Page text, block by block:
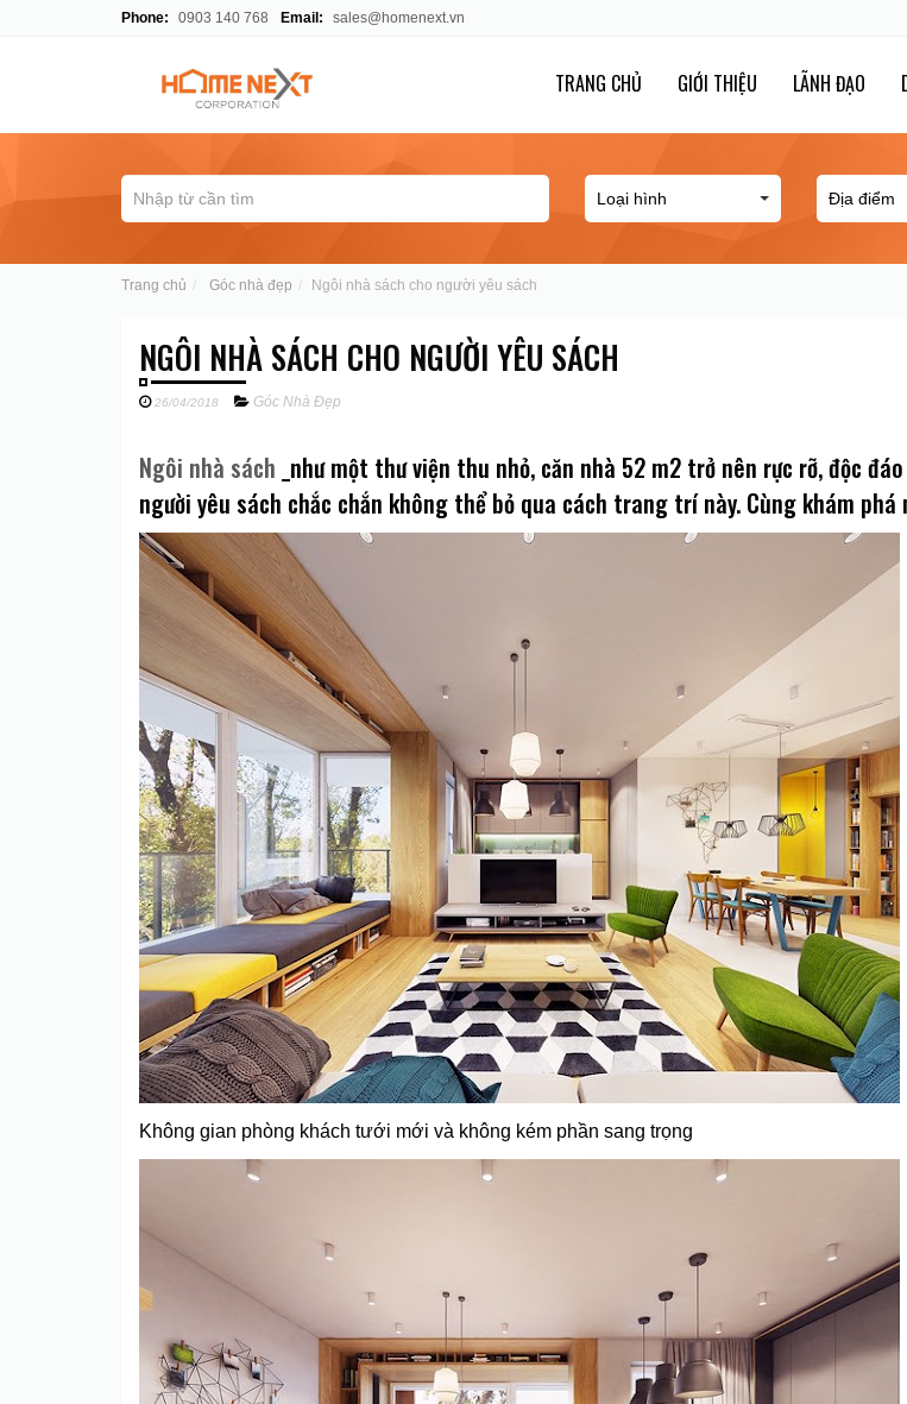
Phone: 0903 140 768 Email: sales@homenext.vn
TRANG CHỦ GIỚI THIỆU LÃNH ĐẠO
Trang chủ Góc nhà đẹp Ngôi nhà sách cho người yêu sách
NGÔI NHÀ SÁCH CHO NGƯỜI YÊU SÁCH
26/04/2018 Góc Nhà Đẹp
Ngôi nhà sách _như một thư viện thu nhỏ, căn nhà 52 m2 trở nên rực rỡ, độc
người yêu sách chắc chắn không thể bỏ qua cách trang trí này. Cùng khám phá
Không gian phòng khách tưới mới và không kém phần sang trọng